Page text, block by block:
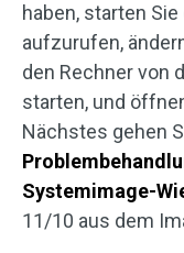
haben, starten
aufzurufen,
den Rechner von
starten, und
Nächstes gehen
Systemimage-
11/10 aus dem